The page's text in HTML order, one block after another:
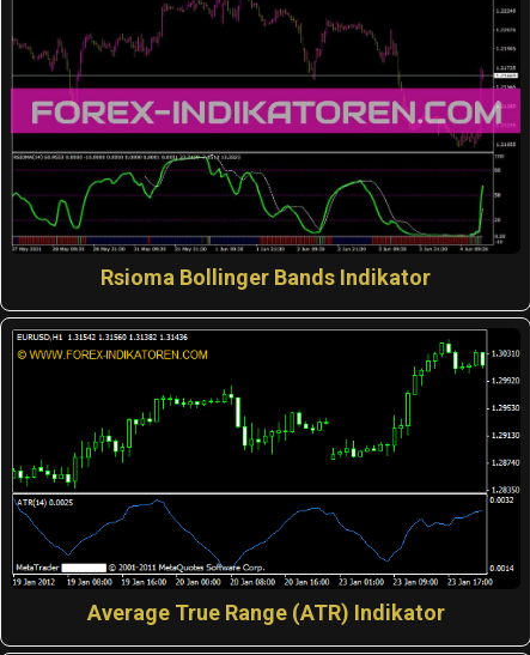
Rsioma Bollinger Bands Indikator
Average True Range (ATR) Indikator